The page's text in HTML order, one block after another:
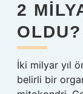
2
OLDU?
İki milyar yıl
belirli bir